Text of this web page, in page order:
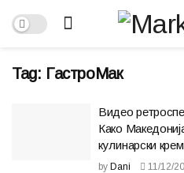
Tag: ГастроМак
Видео
Како
кулинарски крем
by Dani 11/12/